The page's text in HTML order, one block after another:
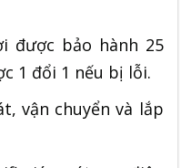
bảo hành 25
1 đổi 1 nếu bị lỗi.
chuyển và lắp